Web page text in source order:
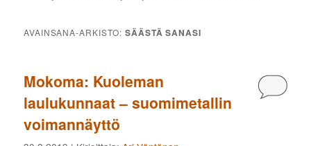
AVAINSANA-ARKISTO:SÄÄSTÄ SANASI
Mokoma: Kuoleman
laulukunnaat – suomimetallin
voimannäyttö